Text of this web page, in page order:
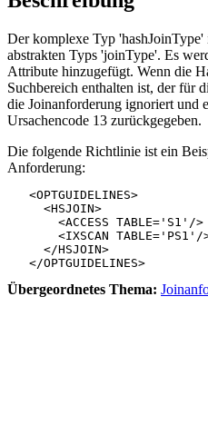
Der komplexe Typ
abstrakten Typs 'joinType'. Es
Attribute hinzugefügt. Wenn die
Suchbereich enthalten ist, der für
die Joinanforderung ignoriert und
Ursachencode 13 zurückgegeben.
Die folgende Richtlinie ist ein
Anforderung:
   <OPTGUIDELINES>
     <HSJOIN>
       <ACCESS TABLE='S1'/>
<IXSCAN TABLE='PS1'/
     </HSJOIN>
   </OPTGUIDELINES>
Übergeordnetes Thema: